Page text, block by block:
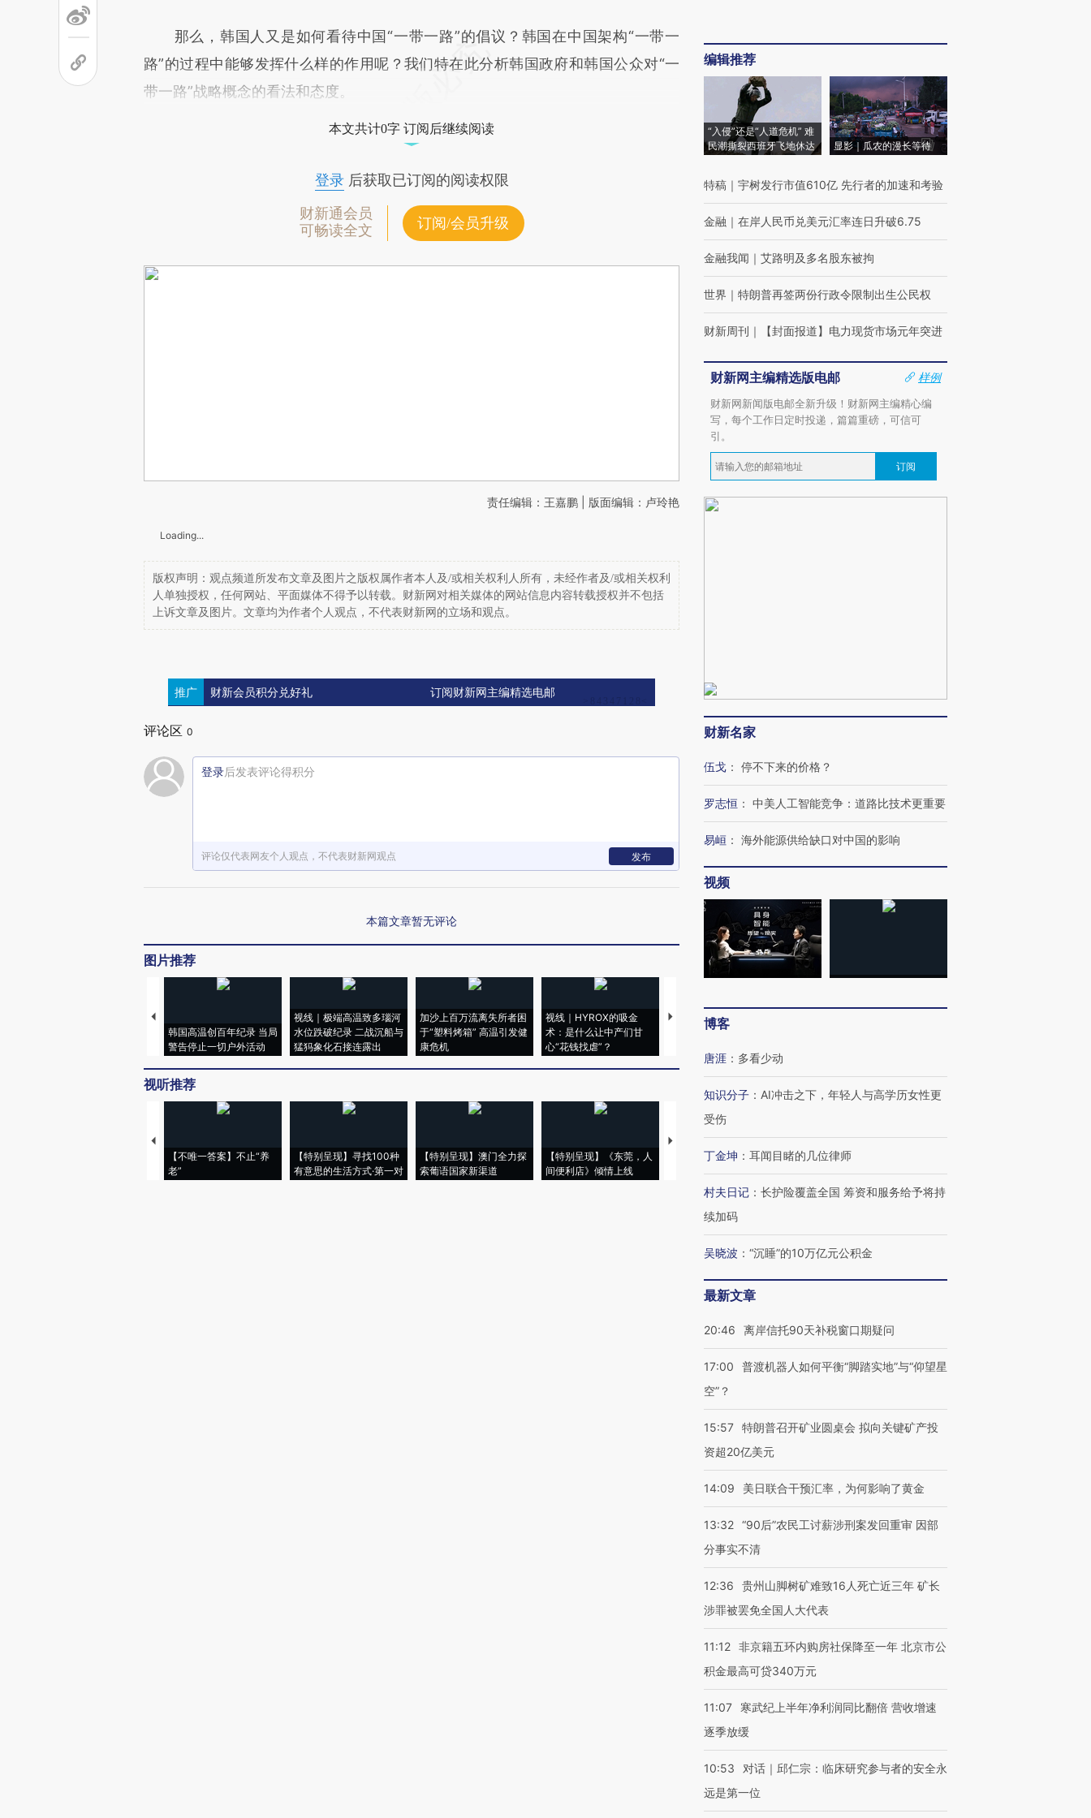
那么，韩国人又是如何看待中国“一带一路”的倡议？韩国在中国架构“一带一
路”的过程中能够发挥什么样的作用呢？我们特在此分析韩国政府和韩国公众对“一
带一路”战略概念的看法和态度。
本文共计0字 订阅后继续阅读
登录后获取已订阅的阅读权限
财新通会员
可畅读全文
订阅/会员升级
责任编辑：王嘉鹏 | 版面编辑：卢玲艳
Loading...
版权声明：观点频道所发布文章及图片之版权属作者本人及/或相关权利人所有，未经作者及/或相关权利
人单独授权，任何网站、平面媒体不得予以转载。财新网对相关媒体的网站信息内容转载授权并不包括
上诉文章及图片。文章均为作者个人观点，不代表财新网的立场和观点。
推广 财新会员积分兑好礼 订阅财新网主编精选电邮
评论区 0
登录后发表评论得积分
评论仅代表网友个人观点，不代表财新网观点 发布
本篇文章暂无评论
图片推荐
韩国高温创百年纪录 当局
警告停止一切户外活动
视线｜极端高温致多瑙河
水位跌破纪录 二战沉船与
猛犸象化石接连露出
加沙上百万流离失所者困
于“塑料烤箱” 高温引发健
康危机
视线｜HYROX的吸金
术：是什么让中产们甘
心“花钱找虐”？
马航飞行员跨国走私7万
粒摇头丸 尿检体内含3种
视听推荐
【不唯一答案】不止“养
老”
【特别呈现】寻找100种
有意思的生活方式·第一对
【特别呈现】澳门全力探
索葡语国家新渠道
【特别呈现】《东莞，人
间便利店》倾情上线
【推广】走进第四届链博
会，让数智科技“链”接产
【特别呈现】寻找100种
有意思的生活方式·第三对
【商旅对话】华住集团
住三大增长引擎是什么？
编辑推荐
“入侵”还是“人道危机” 难
民潮撕裂西班牙飞地休达
显影｜瓜农的漫长等待
特稿 ｜ 宇树发行市值610亿 先行者的加速和考验
金融 ｜ 在岸人民币兑美元汇率连日升破6.75
金融我闻 ｜ 艾路明及多名股东被拘
世界 ｜ 特朗普再签两份行政令限制出生公民权
财新周刊 ｜ 【封面报道】电力现货市场元年突进
财新网主编精选版电邮
样例
财新网新闻版电邮全新升级！财新网主编精心编
写，每个工作日定时投递，篇篇重磅，可信可
引。
订阅
财新名家
伍戈 ： 停不下来的价格？
罗志恒 ： 中美人工智能竞争：道路比技术更重要
易峘 ： 海外能源供给缺口对中国的影响
视频
博客
唐涯 ： 多看少动
知识分子 ： AI冲击之下，年轻人与高学历女性更
受伤
丁金坤 ： 耳闻目睹的几位律师
村夫日记 ： 长护险覆盖全国 筹资和服务给予将持
续加码
吴晓波 ： “沉睡”的10万亿元公积金
最新文章
20:46 离岸信托90天补税窗口期疑问
17:00
普渡机器人如何平衡“脚踏实地”与“仰望星
空”？
15:57 特朗普召开矿业圆桌会 拟向关键矿产投
资超20亿美元
14:09 美日联合干预汇率，为何影响了黄金
13:32 “90后”农民工讨薪涉刑案发回重审 因部
分事实不清
12:36
贵州山脚树矿难致16人死亡近三年 矿长
涉罪被罢免全国人大代表
11:12 非京籍五环内购房社保降至一年 北京市公
积金最高可贷340万元
11:07
寒武纪上半年净利润同比翻倍 营收增速
逐季放缓
10:53
对话｜邱仁宗：临床研究参与者的安全永
远是第一位